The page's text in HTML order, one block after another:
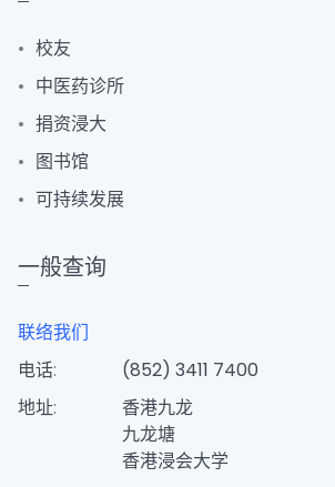
校友
中医药诊所
捐资浸大
图书馆
可持续发展
一般查询
联络我们
电话:
(852) 3411 7400
地址:
香港九龙
九龙塘
香港浸会大学